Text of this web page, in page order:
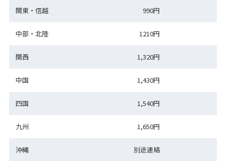
関東・信越 990円
中部・北陸 1210円
関西 1,320円
中国 1,430円
四国 1,540円
九州 1,650円
沖縄 別途連絡